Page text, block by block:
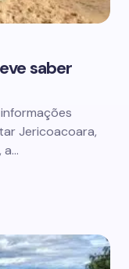
saber
Jericoacoara,
a…